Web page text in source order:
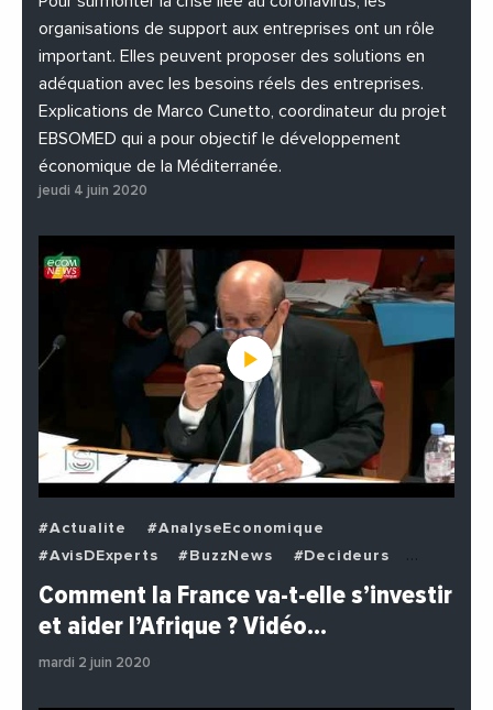
organisations de support aux entreprises ont un rôle
important. Elles peuvent proposer des solutions en
adéquation avec les besoins réels des entreprises.
Explications de Marco Cunetto, coordinateur du projet
EBSOMED qui a pour objectif le développement
économique de la Méditerranée.
jeudi 4 juin 2020
#Actualite
#AnalyseEconomique
#AvisDExperts
#BuzzNews
#Decideurs
#EchangesMediterraneens
#Economie
#Politique
Comment la France va-t-elle s’investir
et aider l’Afrique ? Vidéo…
mardi 2 juin 2020